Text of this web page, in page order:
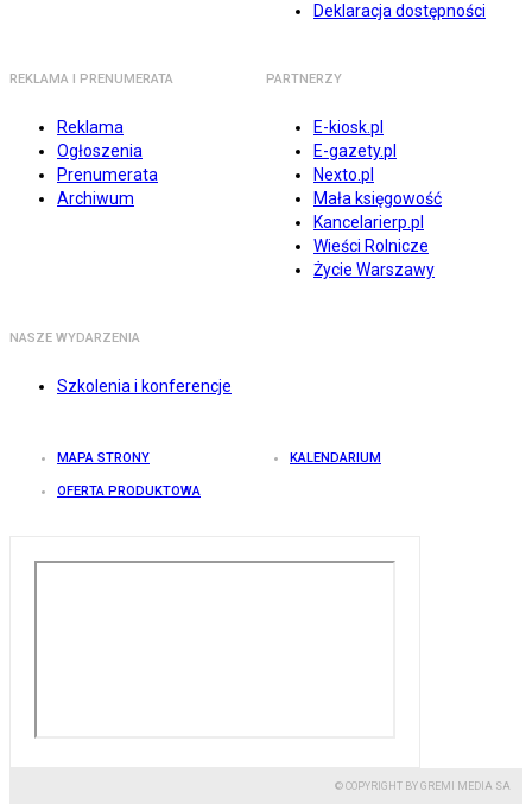
Deklaracja dostępności
REKLAMA I PRENUMERATA
Reklama
Ogłoszenia
Prenumerata
Archiwum
PARTNERZY
E-kiosk.pl
E-gazety.pl
Nexto.pl
Mała księgowość
Kancelarierp.pl
Wieści Rolnicze
Życie Warszawy
NASZE WYDARZENIA
Szkolenia i konferencje
MAPA STRONY KALENDARIUM
OFERTA PRODUKTOWA
© COPYRIGHT BY GREMI MEDIA SA